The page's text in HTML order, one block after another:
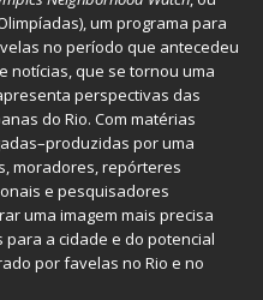
um programa para
no período que antecedeu
notícias, que se tornou uma
perspectivas das
do Rio. Com matérias
por uma
moradores, repórteres
e pesquisadores
uma imagem mais precisa
a cidade e do potencial
por favelas no Rio e no